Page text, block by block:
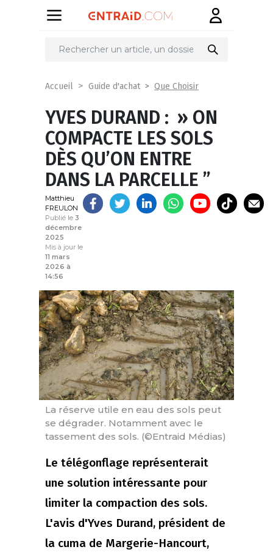
Partager
Accueil Guide d'achat Que Choisir
YVES DURAND : » ON
COMPACTE LES SOLS
DÈS QU’ON ENTRE
DANS LA PARCELLE ”
Matthieu
FREULON
Publié le 3
décembre
2025
Mis à jour le
11 mars
2026 à
14:56
La réserve utile en eau des sols peut
se dégrader. Notamment avec le
tassement des sols. (©Entraid Médias)
Le télégonflage représenterait
une solution intéressante pour
limiter la compaction des sols.
L'avis d'Yves Durand, président de
la cuma de Margerie-Hancourt,